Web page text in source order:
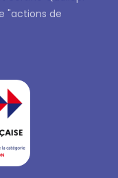
"actions de